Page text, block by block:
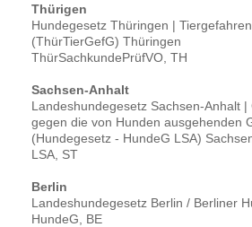
Thürigen
Hundegesetz Thüringen |
(ThürTierGefG) Thüringen
ThürSachkundePrüfVO, TH
Sachsen-Anhalt
Landeshundegesetz Sachsen-Anhalt |
gegen die von Hunden ausgehenden
(Hundegesetz - HundeG LSA)
LSA, ST
Berlin
Landeshundegesetz Berlin / Berliner
HundeG, BE